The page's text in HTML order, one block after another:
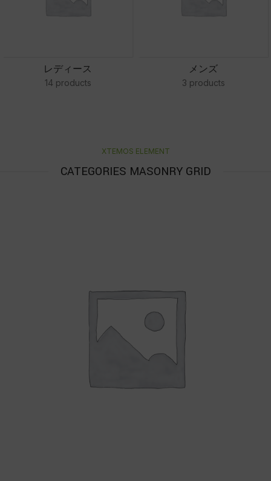
レディース
14 products
メンズ
3 products
XTEMOS ELEMENT
CATEGORIES MASONRY GRID